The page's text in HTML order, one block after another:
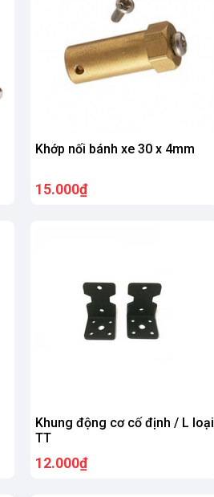
Khớp nối bánh xe 30 x 4mm
15.000₫
Khung động cơ cố định / L loại
TT
12.000₫